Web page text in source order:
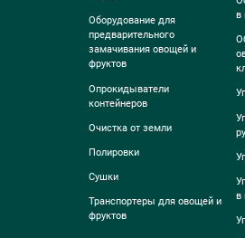
Оборудование для
предварительного
замачивания овощей и
фруктов
Опрокидыватели
контейнеров
Очистка от земли
Полировки
Сушки
Транспортеры для овощей и
фруктов
в
в